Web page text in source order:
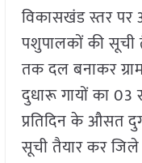
विकासखंड स्तर पर
पशुपालकों की सूची
तक दल बनाकर
दुधारू गायों का 03
प्रतिदिन के औसत
सूची तैयार कर जिले